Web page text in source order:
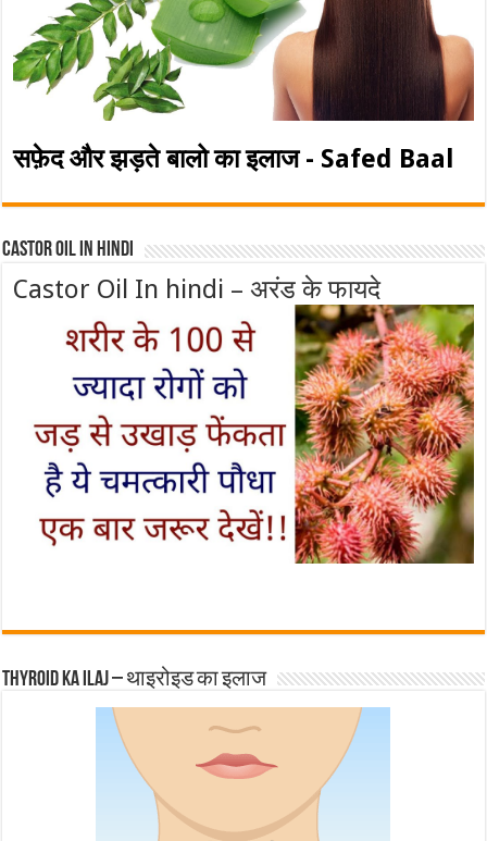
सफ़ेद और झड़ते बालो का इलाज - Safed Baal
Castor Oil In Hindi
Castor Oil In hindi – अरंड के फायदे
Thyroid ka ilaj – थाइरोइड का इलाज